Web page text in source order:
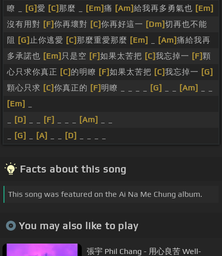
瞭 _ [G]愛 [C] 那麼 _ [Em]痛 [Am]給我再多勇氣也 [Em]
沒有用對 [F]你再壞對 [C]你再好這一 [Dm]切再也不能
阻
[G] 止你逃愛 [C] 那麼重愛那麼 [Em] [Am]痛給我再
多承諾也 [Em] 只是空 [F]如果太苦把 [C]我忘掉一 [F]顆
心只求你真正 [C] 的明瞭 [F]如果太苦把 [C]我忘掉一 [G]
顆心只求 [C]你真正的 [F] 明瞭 _ _ _ _ [G] [Am]
[Em]
[D] [F] [Am]
[G] [A] [D]
Facts about this song
This song was featured on the Ai Na Me Chung album.
You may also like to play
張宇 Phil Chang - 用心良苦 Well-